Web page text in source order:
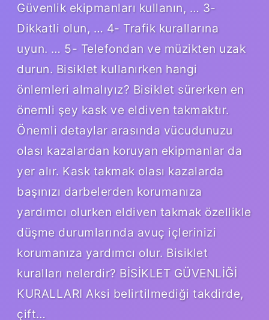
Güvenlik ekipmanları kullanın, … 3-
Dikkatli olun, … 4- Trafik kurallarına
uyun. … 5- Telefondan ve müzikten uzak
durun. Bisiklet kullanırken hangi
önlemleri almalıyız? Bisiklet sürerken en
önemli şey kask ve eldiven takmaktır.
Önemli detaylar arasında vücudunuzu
olası kazalardan koruyan ekipmanlar da
yer alır. Kask takmak olası kazalarda
başınızı darbelerden korumanıza
yardımcı olurken eldiven takmak özellikle
düşme durumlarında avuç içlerinizi
korumanıza yardımcı olur. Bisiklet
kuralları nelerdir? BİSİKLET GÜVENLİĞİ
KURALLARI Aksi belirtilmediği takdirde,
çift…